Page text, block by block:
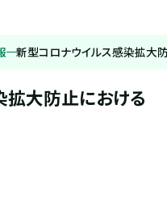
新型コロナウイルス感染拡大
大防止における